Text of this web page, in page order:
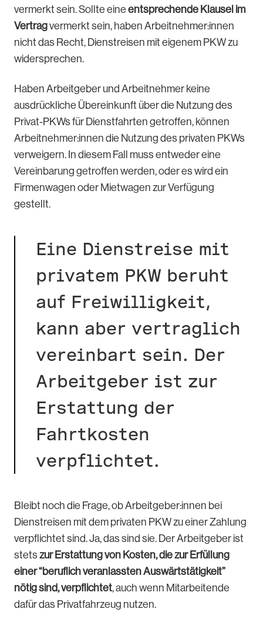
vermerkt sein. Sollte eine entsprechende Klausel im
Vertragvermerkt sein, haben Arbeitnehmer:innen
nicht das Recht, Dienstreisen mit eigenem PKW zu
widersprechen.
Haben Arbeitgeber und Arbeitnehmer keine
ausdrückliche Übereinkunft über die Nutzung des
Privat-PKWs für Dienstfahrten getroffen, können
Arbeitnehmer:innen die Nutzung des privaten PKWs
verweigern. In diesem Fall muss entweder eine
Vereinbarung getroffen werden, oder es wird ein
Firmenwagen oder Mietwagen zur Verfügung
gestellt.
Eine Dienstreise mit
privatem PKW beruht
auf Freiwilligkeit,
kann aber vertraglich
vereinbart sein. Der
Arbeitgeber ist zur
Erstattung der
Fahrtkosten
verpflichtet.
Bleibt noch die Frage, ob Arbeitgeber:innen bei
Dienstreisen mit dem privaten PKW zu einer Zahlung
verpflichtet sind. Ja, das sind sie. Der Arbeitgeber ist
stets zur Erstattung von Kosten, die zur Erfüllung
einer “beruflich veranlassten Auswärtstätigkeit”
nötig sind, verpflichtet, auch wenn Mitarbeitende
dafür das Privatfahrzeug nutzen.